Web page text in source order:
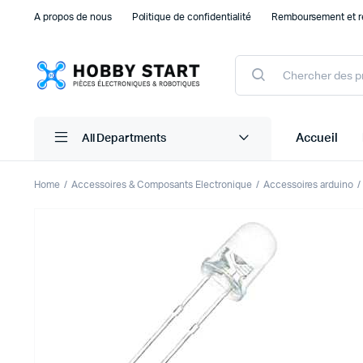
A propos de nous Politique de confidentialité Remboursement et
Products
search
All Departments Accueil
Accessoires Raspberry Pi
Autre Electronique
Composants Electroniques
Home Accessoires & Composants Electronique Accessoires arduino